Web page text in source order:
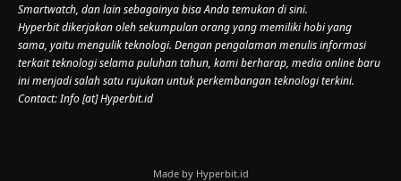
Smartwatch, dan lain sebagainya bisa Anda temukan di sini.
Hyperbit dikerjakan oleh sekumpulan orang yang memiliki hobi yang
sama, yaitu mengulik teknologi. Dengan pengalaman menulis informasi
terkait teknologi selama puluhan tahun, kami berharap, media online baru
ini menjadi salah satu rujukan untuk perkembangan teknologi terkini.
Contact: Info [at] Hyperbit.id
Made by Hyperbit.id